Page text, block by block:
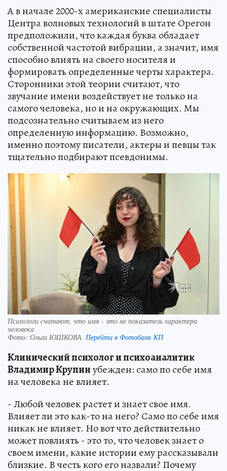
А в начале 2000-х американские специалисты
Центра волновых технологий в штате Орегон
предположили, что каждая буква обладает
собственной частотой вибрации, а значит, имя
способно влиять на своего носителя и
формировать определенные черты характера.
Сторонники этой теории считают, что
звучание имени воздействует не только на
самого человека, но и на окружающих. Мы
подсознательно считываем из него
определенную информацию. Возможно,
именно поэтому писатели, актеры и певцы так
тщательно подбирают псевдонимы.
Психологи считают, что имя - это не показатель характера
человека
Фото: Ольга ЮШКОВА. Перейти в Фотобанк КП
Клинический психолог и психоаналитик
Владимир Крупинубежден: само по себе имя
на человека не влияет.
- Любой человек растет и знает свое имя.
Влияет ли это как-то на него? Само по себе имя
никак не влияет. Но вот что действительно
может повлиять - это то, что человек знает о
своем имени, какие истории ему рассказывали
близкие. В честь кого его назвали? Почему